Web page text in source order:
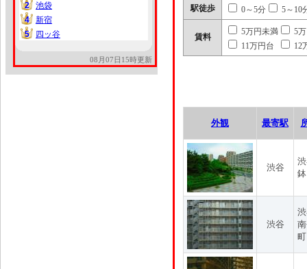
2
2
池袋
4
4
新宿
5
5 四ッ谷
08月07日15時更新
駅徒歩 0～5分 5～10
賃料
5万円未満
5
11万円台
12
外観 最寄駅
渋谷
渋谷